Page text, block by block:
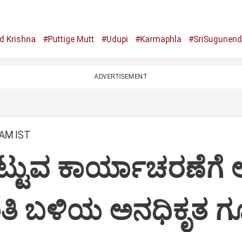
Krishna #Puttige Mutt #Udupi #Karmaphla
ADVERTISEMENT
IST
ಕಾರ್ಯಾಚರಣೆಗೆ
ಬಳಿಯ ಅನಧಿಕೃತ